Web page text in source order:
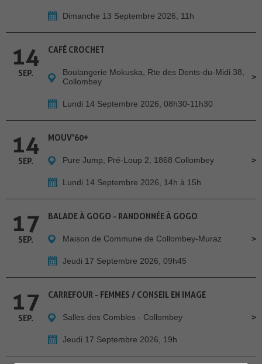
Dimanche 13 Septembre 2026, 11h
14
SEP.
CAFÉ CROCHET
Boulangerie Mokuska, Rte des Dents-du-Midi 38,
Collombey
Lundi 14 Septembre 2026, 08h30-11h30
14
SEP.
MOUV'60+
Pure Jump, Pré-Loup 2, 1868 Collombey
Lundi 14 Septembre 2026, 14h à 15h
17
SEP.
BALADE À GOGO - RANDONNÉE À GOGO
Maison de Commune de Collombey-Muraz
Jeudi 17 Septembre 2026, 09h45
17
SEP.
CARREFOUR - FEMMES / CONSEIL EN IMAGE
Salles des Combles - Collombey
Jeudi 17 Septembre 2026, 19h